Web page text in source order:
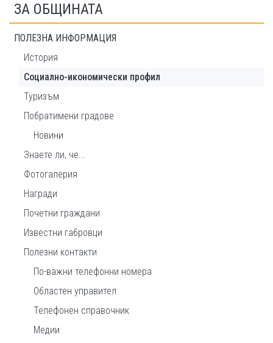
ЗА ОБЩИНАТА
ПОЛЕЗНА ИНФОРМАЦИЯ
История
Социално-икономически профил
Туризъм
Побратимени градове
Новини
Знаете ли, че...
Фотогалерия
Награди
Почетни граждани
Известни габровци
Полезни контакти
По-важни телефонни номера
Областен управител
Телефонен справочник
Медии